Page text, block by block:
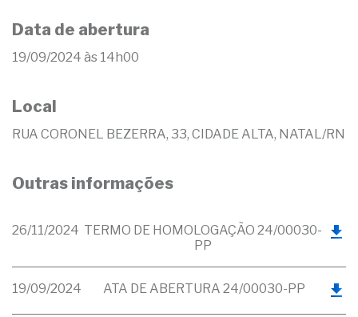
Data de abertura
19/09/2024 às 14h00
Local
RUA CORONEL BEZERRA, 33, CIDADE ALTA, NATAL/RN
Outras informações
26/11/2024 TERMO DE HOMOLOGAÇÃO 24/00030-
PP
19/09/2024 ATA DE ABERTURA 24/00030-PP